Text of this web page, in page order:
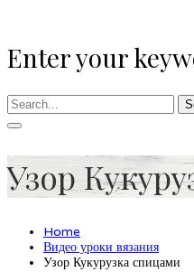
Enter your
Узор
Home
Видео уроки вязания
Узор Кукурузка спицами